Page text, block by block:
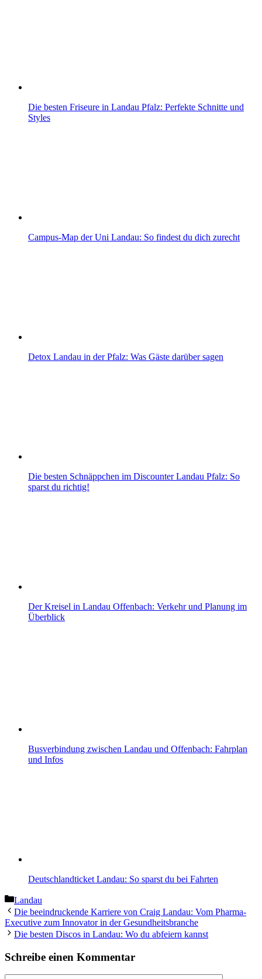
Die besten Friseure in Landau Pfalz: Perfekte Schnitte und
Styles
Campus-Map der Uni Landau: So findest du dich zurecht
Detox Landau in der Pfalz: Was Gäste darüber sagen
Die besten Schnäppchen im Discounter Landau Pfalz: So
sparst du richtig!
Der Kreisel in Landau Offenbach: Verkehr und Planung im
Überblick
Busverbindung zwischen Landau und Offenbach: Fahrplan
und Infos
Deutschlandticket Landau: So sparst du bei Fahrten
Kategorien
Landau
Die beeindruckende Karriere von Craig Landau: Vom Pharma-
Executive zum Innovator in der Gesundheitsbranche
Die besten Discos in Landau: Wo du abfeiern kannst
Schreibe einen Kommentar